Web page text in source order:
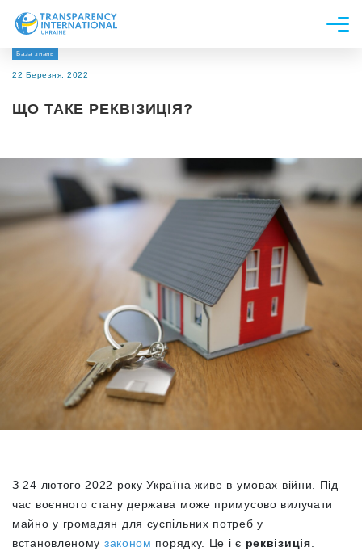
Про нас
Дослідження
Долучитися
База знань
22 Березня, 2022
ЩО ТАКЕ РЕКВІЗИЦІЯ?
З 24 лютого 2022 року Україна живе в умовах війни. Під
час воєнного стану держава може примусово вилучати
майно у громадян для суспільних потреб у
встановленому законом порядку. Це і є реквізиція.